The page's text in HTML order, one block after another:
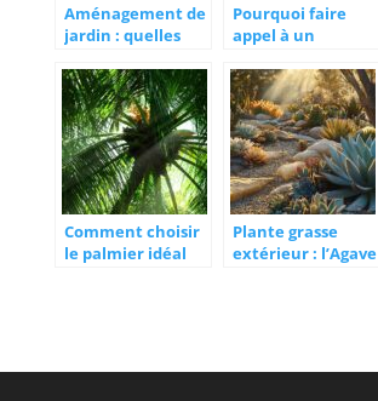
Aménagement de
jardin : quelles
Pourquoi faire
appel à un
pour vos arbres ?
Comment choisir
le palmier idéal
Plante grasse
extérieur : l’Agave